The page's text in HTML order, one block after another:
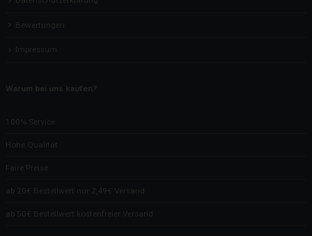
Bewertungen
Impressum
Warum bei uns kaufen?
100% Service
Hohe Qualität
Faire Preise
ab 20€ Bestellwert nur 2,49€ Versand
ab 50€ Bestellwert kostenfreier Versand